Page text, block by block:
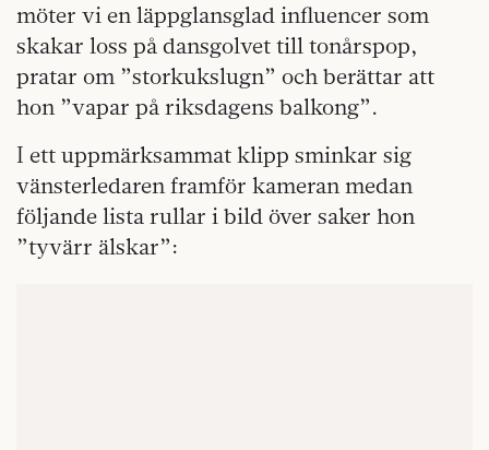
möter vi en läppglansglad influencer som
skakar loss på dansgolvet till tonårspop,
pratar om ”storkukslugn” och berättar att
hon ”vapar på riksdagens balkong”.
I ett uppmärksammat klipp sminkar sig
vänsterledaren framför kameran medan
följande lista rullar i bild över saker hon
”tyvärr älskar”: